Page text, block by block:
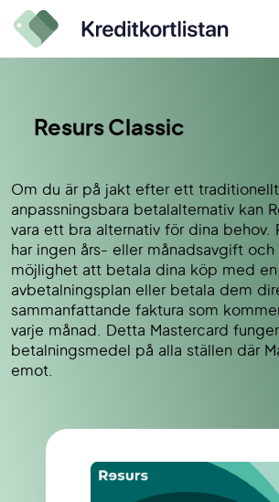
Resurs Classic
Om du är på jakt efter ett
anpassningsbara betalalternativ kan
vara ett bra alternativ för dina behov.
har ingen års- eller månadsavgift
möjlighet att betala dina köp med en
avbetalningsplan eller betala dem
sammanfattande faktura som
varje månad. Detta Mastercard
betalningsmedel på alla ställen där
emot.